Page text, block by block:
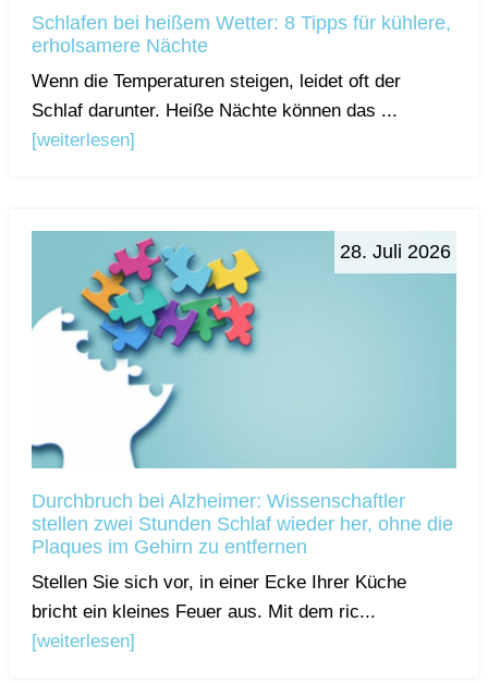
Schlafen bei heißem Wetter: 8 Tipps für kühlere,
erholsamere Nächte
Wenn die Temperaturen steigen, leidet oft der
Schlaf darunter. Heiße Nächte können das ...
[weiterlesen]
28. Juli 2026
Durchbruch bei Alzheimer: Wissenschaftler
stellen zwei Stunden Schlaf wieder her, ohne die
Plaques im Gehirn zu entfernen
Stellen Sie sich vor, in einer Ecke Ihrer Küche
bricht ein kleines Feuer aus. Mit dem ric...
[weiterlesen]